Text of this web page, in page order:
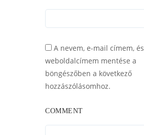
A nevem, e-mail címem, és
weboldalcímem mentése a
böngészőben a következő
hozzászólásomhoz.
COMMENT